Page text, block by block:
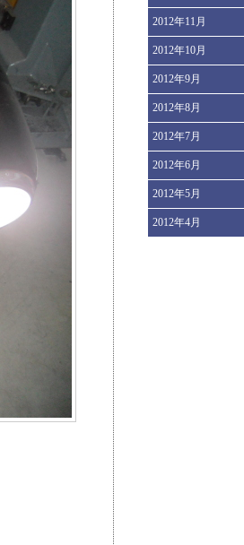
2012年11月
2012年10月
2012年9月
2012年8月
2012年7月
2012年6月
2012年5月
2012年4月